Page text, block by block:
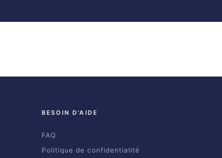
BESOIN D’AIDE
FAQ
Politique de confidentialité